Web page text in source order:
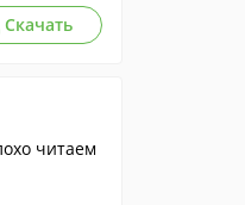
Скачать